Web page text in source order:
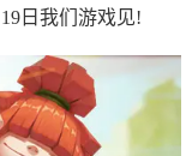
日我们游戏见!